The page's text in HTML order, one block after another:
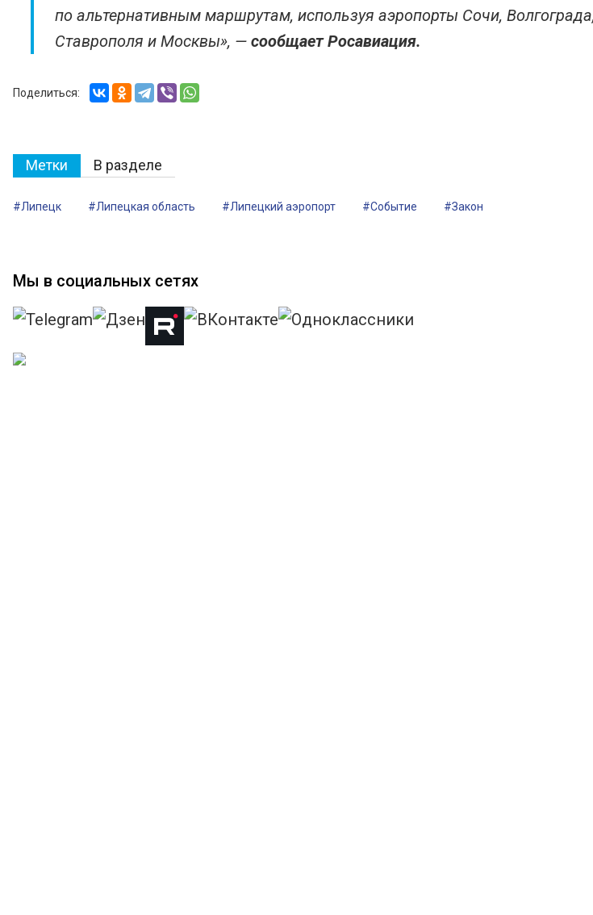
по альтернативным маршрутам, используя аэропорты Сочи,
Ставрополя и Москвы», — сообщает Росавиация.
Поделиться:
Метки В разделе
#Липецк #Липецкая область #Липецкий аэропорт #Событие #Закон
Мы в социальных сетях